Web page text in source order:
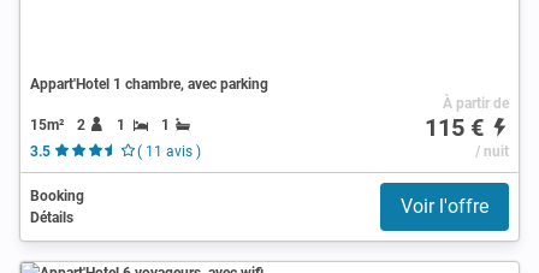
Appart'Hotel 1 chambre, avec parking
15m² 2 1
1
3.5
( 11 avis )
À partir de
115 €
/ nuit
Booking
Détails
Voir l'offre